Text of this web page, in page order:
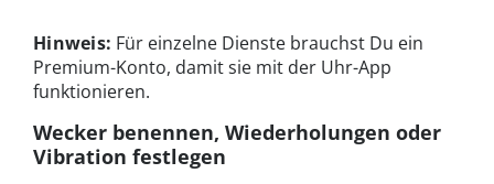
Hinweis: Für einzelne Dienste brauchst Du ein
Premium-Konto, damit sie mit der Uhr-App
funktionieren.
Wecker benennen, Wiederholungen oder
Vibration festlegen